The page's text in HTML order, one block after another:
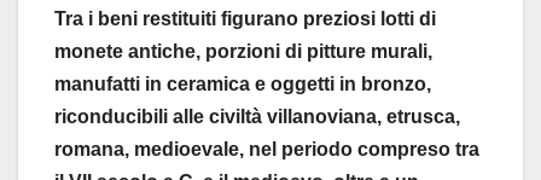
Tra i beni restituiti figurano preziosi lotti di
monete antiche, porzioni di pitture murali,
manufatti in ceramica e oggetti in bronzo,
riconducibili alle civiltà villanoviana, etrusca,
romana, medioevale, nel periodo compreso tra